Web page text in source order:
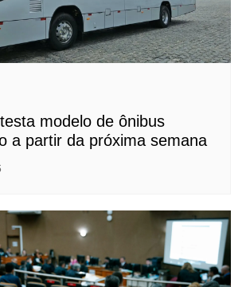
modelo de ônibus
a partir da próxima semana